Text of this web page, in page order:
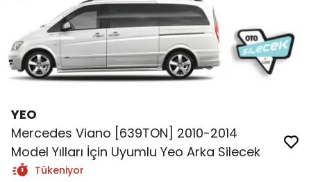
YEO
Mercedes Viano [639TON] 2010-2014
Model Yılları İçin Uyumlu Yeo Arka Silecek
Tükeniyor